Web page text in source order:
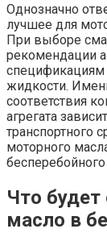
Однозначно
лучшее для
При выборе
рекомендации
спецификациям
жидкости.
соответствия
агрегата
транспортного
моторного
Что будет
масло в